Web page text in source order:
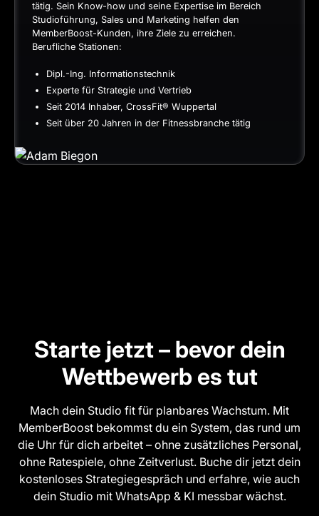
tätig. Sein Know-how und seine Expertise im Bereich
Studioführung, Sales und Marketing helfen den
MemberBoost-Kunden, ihre Ziele zu erreichen.
Berufliche Stationen:
Dipl.-Ing. Informationstechnik
Experte für Strategie und Vertrieb
Seit 2014 Inhaber, CrossFit® Wuppertal
Seit über 20 Jahren in der Fitnessbranche tätig
Starte jetzt – bevor dein
Wettbewerb es tut
Mach dein Studio fit für planbares Wachstum. Mit
MemberBoost bekommst du ein System, das rund um
die Uhr für dich arbeitet – ohne zusätzliches Personal,
ohne Ratespiele, ohne Zeitverlust. Buche dir jetzt dein
kostenloses Strategiegespräch und erfahre, wie auch
dein Studio mit WhatsApp & KI messbar wächst.